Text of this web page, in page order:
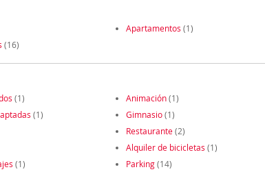
Apartamentos (1)
(16)
(1) Animación(1)
(1) Gimnasio(1)
Restaurante(2)
Alquiler de bicicletas (1)
(1) Parking(14)